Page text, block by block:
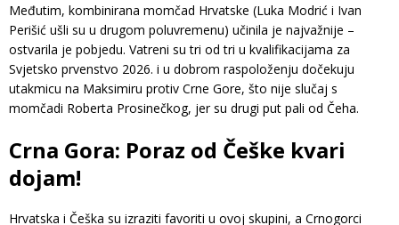
Međutim, kombinirana momčad Hrvatske (Luka Modrić i Ivan
Perišić ušli su u drugom poluvremenu) učinila je najvažnije –
ostvarila je pobjedu. Vatreni su tri od tri u kvalifikacijama za
Svjetsko prvenstvo 2026. i u dobrom raspoloženju dočekuju
utakmicu na Maksimiru protiv Crne Gore, što nije slučaj s
momčadi Roberta Prosinečkog, jer su drugi put pali od Čeha.
Crna Gora: Poraz od Češke kvari
dojam!
Hrvatska i Češka su izraziti favoriti u ovoj skupini, a Crnogorci